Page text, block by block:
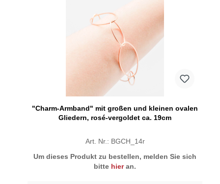
"Charm-Armband" mit großen und kleinen ovalen
Gliedern, rosé-vergoldet ca. 19cm
Art. Nr.: BGCH_14r
Um dieses Produkt zu bestellen, melden Sie sich
bitte hieran.